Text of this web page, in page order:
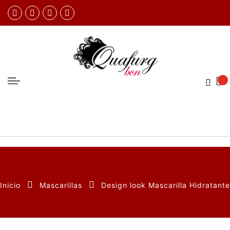
Inicio Mascarillas Design look Mascarilla Hidratante